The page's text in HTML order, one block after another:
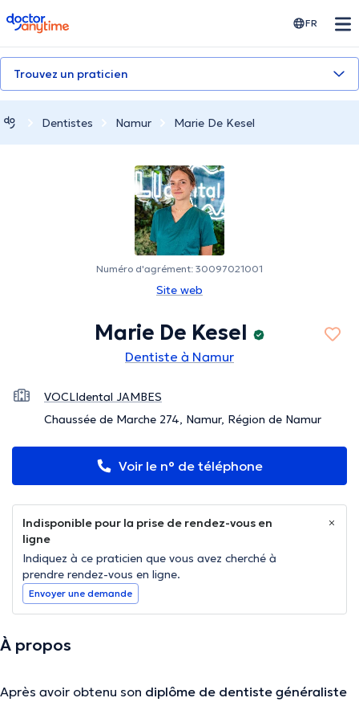
doctoranytime FR
Trouvez un praticien
Dentistes Namur Marie De Kesel
Numéro d'agrément: 30097021001
Site web
Marie De Kesel
Dentiste à Namur
VOCLIdental JAMBES
Chaussée de Marche 274, Namur, Région de Namur
Voir le n° de téléphone
Indisponible pour la prise de rendez-vous en
ligne
Indiquez à ce praticien que vous avez cherché à
prendre rendez-vous en ligne.
Envoyer une demande
À propos
Après avoir obtenu son diplôme de dentiste généraliste